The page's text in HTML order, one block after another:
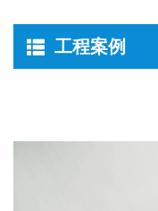
工程案例